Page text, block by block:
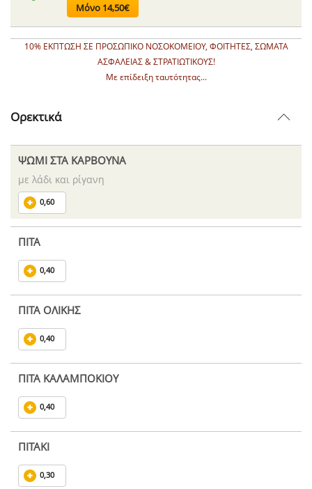
Μόνο 14,50€
10% ΕΚΠΤΩΣΗ ΣΕ ΠΡΟΣΩΠΙΚΟ ΝΟΣΟΚΟΜΕΙΟΥ, ΦΟΙΤΗΤΕΣ, ΣΩΜΑΤΑ
ΑΣΦΑΛΕΙΑΣ & ΣΤΡΑΤΙΩΤΙΚΟΥΣ!
Με επίδειξη ταυτότητας...
Ορεκτικά
ΨΩΜΙ ΣΤΑ ΚΑΡΒΟΥΝΑ
με λάδι και ρίγανη
0,60
ΠΙΤΑ
0,40
ΠΙΤΑ ΟΛΙΚΗΣ
0,40
ΠΙΤΑ ΚΑΛΑΜΠΟΚΙΟΥ
0,40
ΠΙΤΑΚΙ
0,30